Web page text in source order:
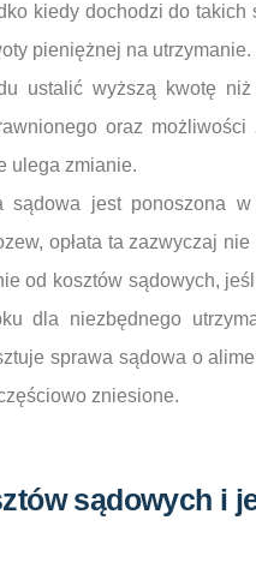
kiedy dochodzi do
pieniężnej na
ustalić wyższą kwotę
oraz
ulega zmianie.
sądowa jest ponoszona
opłata ta zazwyczaj
od kosztów sądowych,
dla niezbędnego
sprawa sądowa o
zniesione.
sądowych i